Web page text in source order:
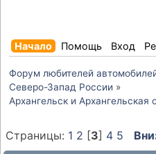
Начало Помощь Вход
Форум любителей
Северо-Запад России »
Архангельск и Архангельская
Страницы: 1 2 [3] 4 5